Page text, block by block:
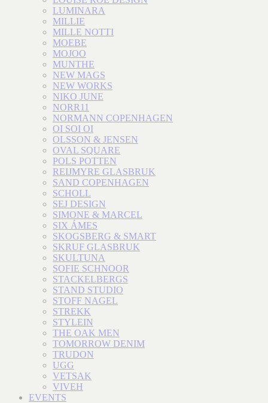
LUMINARA
MILLIE
MILLE NOTTI
MOEBE
MOJOO
MUNTHE
NEW MAGS
NEW WORKS
NIKO JUNE
NORR11
NORMANN COPENHAGEN
OI SOI OI
OLSSON & JENSEN
OVAL SQUARE
POLS POTTEN
REIJMYRE GLASBRUK
SAND COPENHAGEN
SCHOLL
SEJ DESIGN
SIMONE & MARCEL
SIX ÁMES
SKOGSBERG & SMART
SKRUF GLASBRUK
SKULTUNA
SOFIE SCHNOOR
STACKELBERGS
STAND STUDIO
STOFF NAGEL
STREKK
STYLEIN
THE OAK MEN
TOMORROW DENIM
TRUDON
UGG
VETSAK
VIVEH
EVENTS